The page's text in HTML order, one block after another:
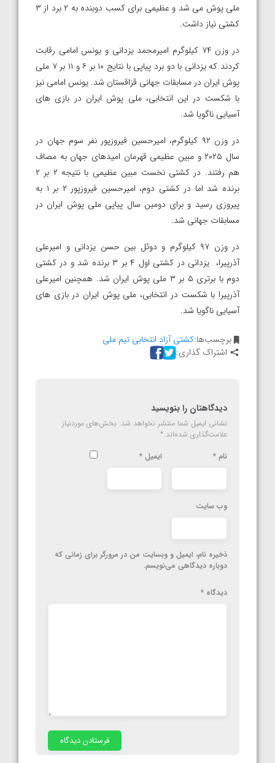
ملی پوش می شد و عظیمی برای کسب دوبنده به ۲ برد از ۳
کشتی نیاز داشت.
در وزن ۷۴ کیلوگرم امیرمحمد یزدانی و یونس امامی رقابت
کردند که یزدانی با دو برد پیاپی با نتایج ۱۰ بر ۶ و ۱۱ بر ۷ ملی
پوش ایران در مسابقات جهانی قزاقستان شد. یونس امامی نیز
با شکست در این انتخابی، ملی پوش ایران در بازی های
آسیایی ناگویا شد.
در وزن ۹۲ کیلوگرم، امیرحسین فیروزپور نفر سوم جهان در
سال ۲۰۲۵ و مبین عظیمی قهرمان امیدهای جهان به مصاف
هم رفتند. در کشتی نخست مبین عظیمی با نتیجه ۲ بر ۲
برنده شد اما در کشتی دوم، امیرحسین فیروزپور ۲ بر ۱ به
پیروزی رسید و برای دومین سال پیاپی ملی پوش ایران در
مسابقات جهانی شد.
در وزن ۹۷ کیلوگرم و دوئل بین حسن یزدانی و امیرعلی
آذرپیرا، یزدانی در کشتی اول ۴ بر ۳ برنده شد و در کشتی
دوم با برتری ۵ بر ۳ ملی پوش ایران شد. همچنین امیرعلی
آذرپیرا با شکست در انتخابی، ملی پوش ایران در بازی های
آسیایی ناگویا شد.
برچسب‌ها:کشتی آزاد انتخابی تیم ملی
اشتراک گذاری:
دیدگاهتان را بنویسید
نشانی ایمیل شما منتشر نخواهد شد. بخش‌های موردنیاز
علامت‌گذاری شده‌اند *
نام * ایمیل *
وب‌ سایت
ذخیره نام، ایمیل و وبسایت من در مرورگر برای زمانی که
دوباره دیدگاهی می‌نویسم.
دیدگاه *